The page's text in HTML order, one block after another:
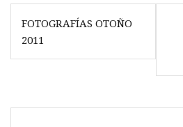
Navegación
de
entradas
FOTOGRAFÍAS OTOÑO
2011